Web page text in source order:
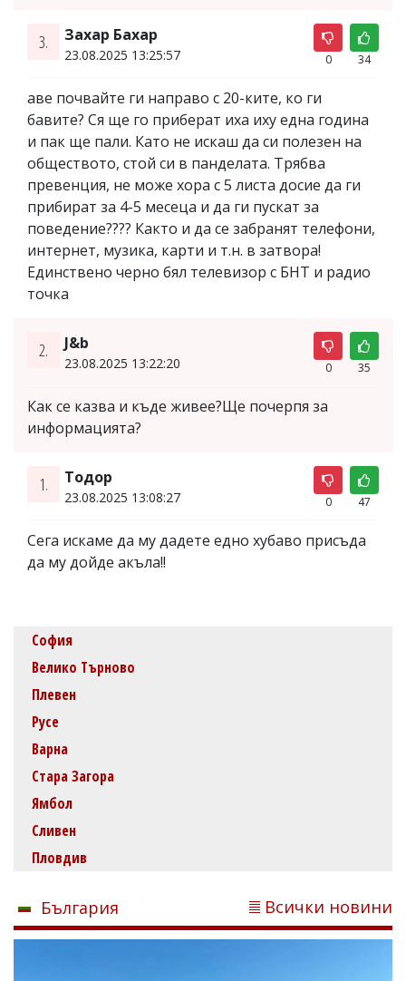
3. Захар Бахар
23.08.2025 13:25:57 0 34
аве почвайте ги направо с 20-ките, ко ги
бавите? Ся ще го приберат иха иху една година
и пак ще пали. Като не искаш да си полезен на
обществото, стой си в панделата. Трябва
превенция, не може хора с 5 листа досие да ги
прибират за 4-5 месеца и да ги пускат за
поведение???? Както и да се забранят телефони,
интернет, музика, карти и т.н. в затвора!
Единствено черно бял телевизор с БНТ и радио
точка
2. J&b
23.08.2025 13:22:20 0 35
Как се казва и къде живее?Ще почерпя за
информацията?
1. Тодор
23.08.2025 13:08:27 0 47
Сега искаме да му дадете едно хубаво присъда
да му дойде акъла!!
София
Велико Търново
Плевен
Русе
Варна
Стара Загора
Ямбол
Сливен
Пловдив
България Всички новини